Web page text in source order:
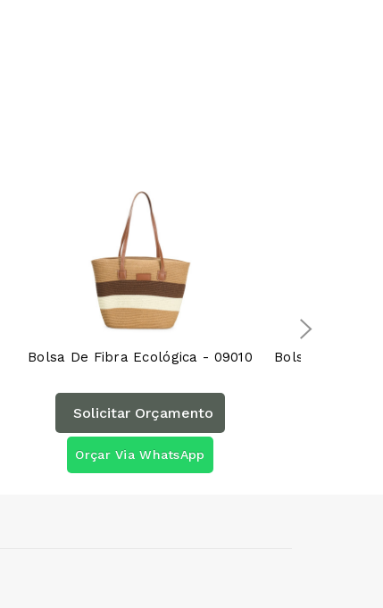
Bolsa De Fibra Ecológica - 09010
Solicitar Orçamento
Orçar Via WhatsApp